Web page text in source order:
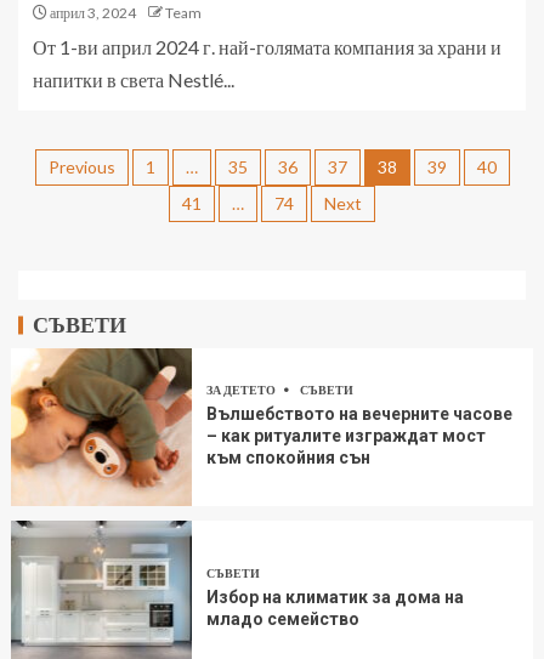
април 3, 2024 Team
От 1-ви април 2024 г. най-голямата компания за храни и
напитки в света Nestlé...
Previous 1 … 35 36 37 38 39
40
41
… 74 Next
СЪВЕТИ
ЗА ДЕТЕТО СЪВЕТИ
Вълшебството на вечерните часове
– как ритуалите изграждат мост
към спокойния сън
СЪВЕТИ
Избор на климатик за дома на
младо семейство